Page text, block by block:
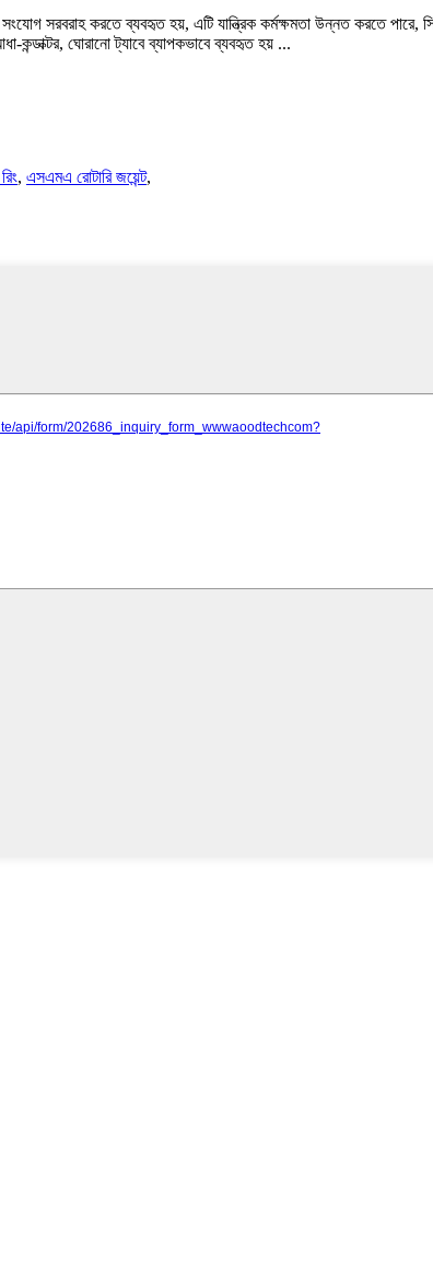
সরবরাহ করতে ব্যবহৃত হয়, এটি যান্ত্রিক কর্মক্ষমতা উন্নত করতে
কন্ডাক্টর, ঘোরানো ট্যাবে ব্যাপকভাবে ব্যবহৃত হয় ...
, এসএমএ রোটারি জয়েন্ট,